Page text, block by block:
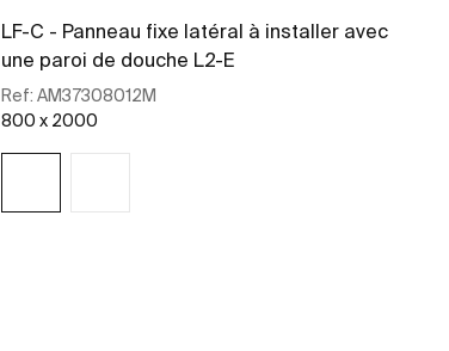
LF-C - Panneau fixe latéral à installer avec
une paroi de douche L2-E
Ref:AM37308012M
800 x 2000